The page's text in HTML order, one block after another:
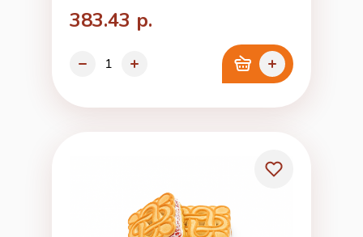
383.43 р.